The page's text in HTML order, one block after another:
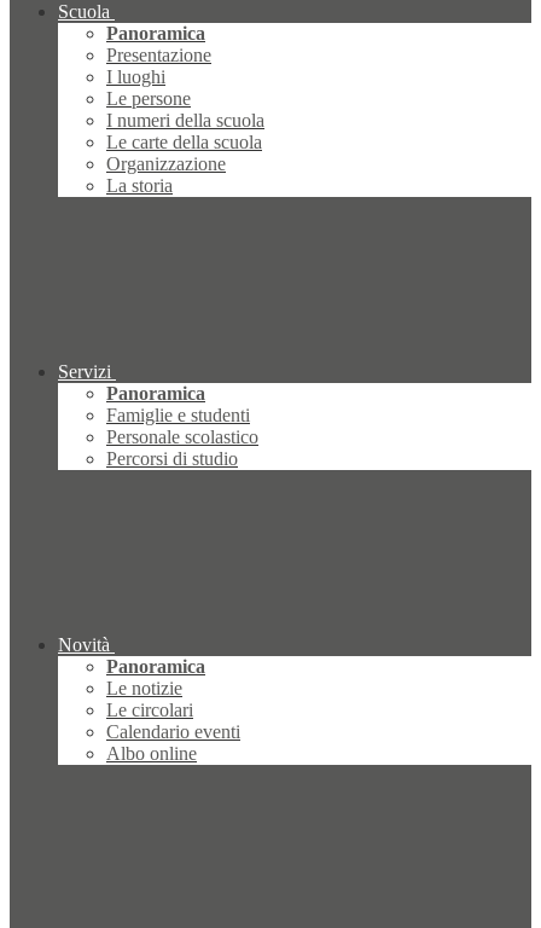
Scuola
Panoramica
Presentazione
I luoghi
Le persone
I numeri della scuola
Le carte della scuola
Organizzazione
La storia
Servizi
Panoramica
Famiglie e studenti
Personale scolastico
Percorsi di studio
Novità
Panoramica
Le notizie
Le circolari
Calendario eventi
Albo online